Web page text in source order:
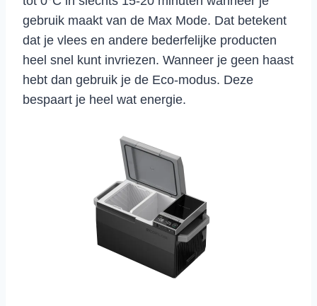
gebruik maakt van de Max Mode. Dat betekent
dat je vlees en andere bederfelijke producten
heel snel kunt invriezen. Wanneer je geen haast
hebt dan gebruik je de Eco-modus. Deze
bespaart je heel wat energie.